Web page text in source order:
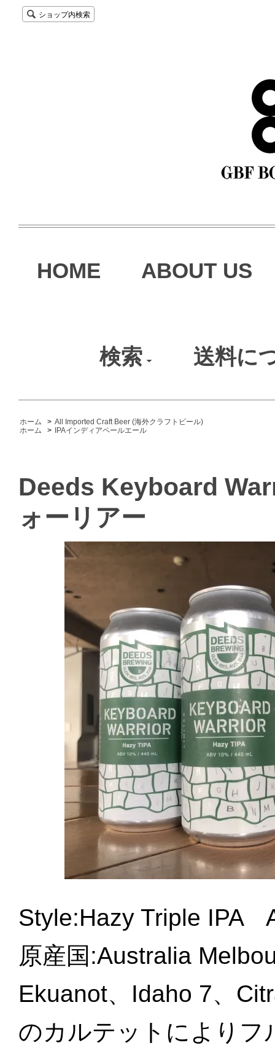
ショップ内検索
HOME ABOUT US
検索 送料に
ホーム > All Imported Craft Beer (海外クラフトビール)
ホーム
> IPAインディアペールエール
Deeds Keyboard
ォーリアー
Style:Hazy Triple
原産国:Australia
Ekuanot、Idaho 7、
のカルテットによりフ